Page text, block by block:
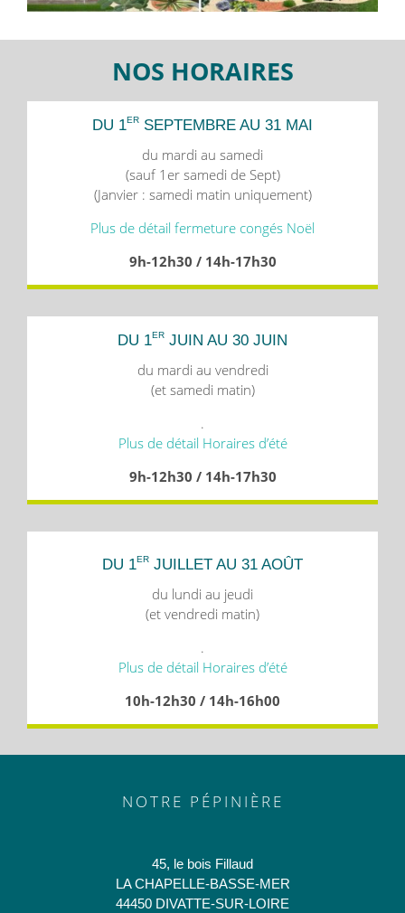
NOS HORAIRES
DU 1ER SEPTEMBRE AU 31 MAI
du mardi au samedi
(sauf 1er samedi de Sept)
(Janvier : samedi matin uniquement)
Plus de détail fermeture congés Noël
9h-12h30 / 14h-17h30
DU 1ER JUIN AU 30 JUIN
du mardi au vendredi
(et samedi matin)
.
Plus de détail Horaires d’été
9h-12h30 / 14h-17h30
DU 1ER JUILLET AU 31 AOÛT
du lundi au jeudi
(et vendredi matin)
.
Plus de détail Horaires d’été
10h-12h30 / 14h-16h00
NOTRE PÉPINIÈRE
45, le bois Fillaud
LA CHAPELLE-BASSE-MER
44450 DIVATTE-SUR-LOIRE